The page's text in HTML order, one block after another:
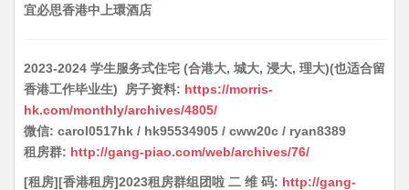
宜必思香港中上環酒店
2023-2024 学生服务式住宅 (合港大, 城大, 浸大, 理大)(也适合留
香港工作毕业生) 房子资料: https://morris-
hk.com/monthly/archives/4805/
微信: carol0517hk / hk95534905 / cww20c / ryan8389
租房群: http://gang-piao.com/web/archives/76/
[租房][香港租房]2023租房群组团啦 二 维 码: http://gang-